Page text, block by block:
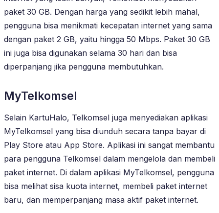
paket 30 GB. Dengan harga yang sedikit lebih mahal,
pengguna bisa menikmati kecepatan internet yang sama
dengan paket 2 GB, yaitu hingga 50 Mbps. Paket 30 GB
ini juga bisa digunakan selama 30 hari dan bisa
diperpanjang jika pengguna membutuhkan.
MyTelkomsel
Selain KartuHalo, Telkomsel juga menyediakan aplikasi
MyTelkomsel yang bisa diunduh secara tanpa bayar di
Play Store atau App Store. Aplikasi ini sangat membantu
para pengguna Telkomsel dalam mengelola dan membeli
paket internet. Di dalam aplikasi MyTelkomsel, pengguna
bisa melihat sisa kuota internet, membeli paket internet
baru, dan memperpanjang masa aktif paket internet.